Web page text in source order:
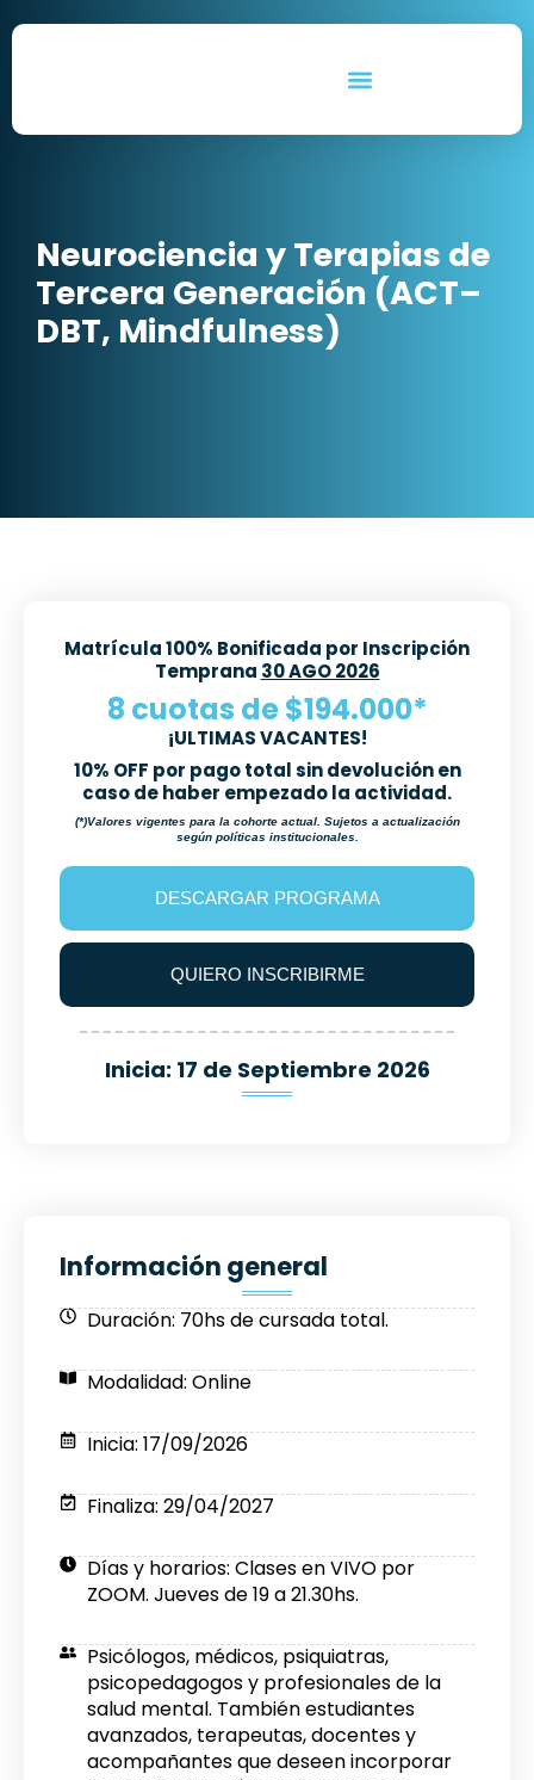
al
Neurociencia y Terapias de
Tercera Generación (ACT–
DBT, Mindfulness)
Matrícula 100% Bonificada por Inscripción
Temprana 30 AGO 2026
8 cuotas de $194.000*
¡ULTIMAS VACANTES!
10% OFF por pago total sin devolución en
caso de haber empezado la actividad.
(*)Valores vigentes para la cohorte actual. Sujetos a actualización
según políticas institucionales.
DESCARGAR PROGRAMA
QUIERO INSCRIBIRME
Inicia: 17 de Septiembre 2026
Información general
Duración: 70hs de cursada total.
Modalidad: Online
Inicia: 17/09/2026
Finaliza: 29/04/2027
Días y horarios: Clases en VIVO por
ZOOM. Jueves de 19 a 21.30hs.
Psicólogos, médicos, psiquiatras,
psicopedagogos y profesionales de la
salud mental. También estudiantes
avanzados, terapeutas, docentes y
acompañantes que deseen incorporar